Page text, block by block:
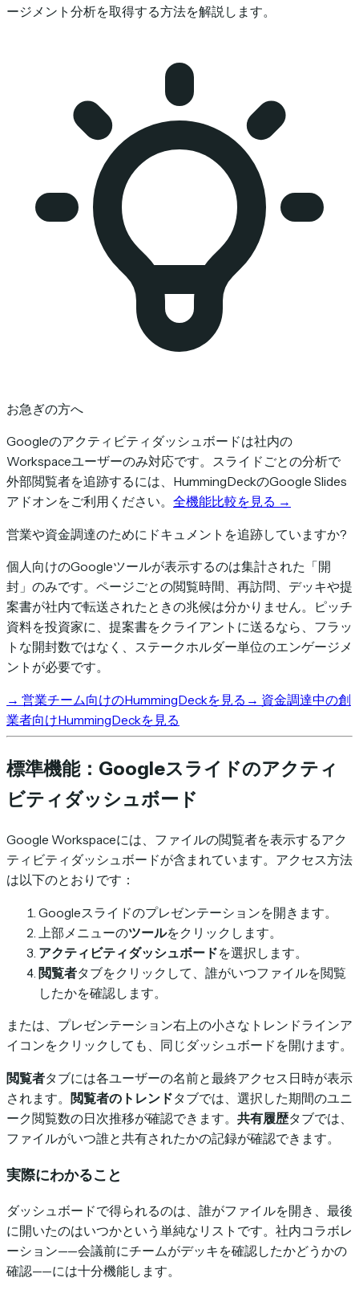
ージメント分析を取得する方法を解説します。
お急ぎの方へ
Googleのアクティビティダッシュボードは社内の
Workspaceユーザーのみ対応です。スライドごとの分析で
外部閲覧者を追跡するには、HummingDeckのGoogle Slides
アドオンをご利用ください。 全機能比較を見る →
営業や資金調達のためにドキュメントを追跡していますか?
個人向けのGoogleツールが表示するのは集計された「開
封」のみです。ページごとの閲覧時間、再訪問、デッキや提
案書が社内で転送されたときの兆候は分かりません。ピッチ
資料を投資家に、提案書をクライアントに送るなら、フラッ
トな開封数ではなく、ステークホルダー単位のエンゲージメ
ントが必要です。
→ 営業チーム向けのHummingDeckを見る → 資金調達中の創
業者向けHummingDeckを見る
標準機能：Googleスライドのアクティ
ビティダッシュボード
Google Workspaceには、ファイルの閲覧者を表示するアク
ティビティダッシュボードが含まれています。アクセス方法
は以下のとおりです：
Googleスライドのプレゼンテーションを開きます。
上部メニューのツールをクリックします。
アクティビティダッシュボードを選択します。
閲覧者タブをクリックして、誰がいつファイルを閲覧
したかを確認します。
または、プレゼンテーション右上の小さなトレンドラインア
イコンをクリックしても、同じダッシュボードを開けます。
閲覧者タブには各ユーザーの名前と最終アクセス日時が表示
されます。
閲覧者のトレンドタブでは、選択した期間のユニ
ーク閲覧数の日次推移が確認できます。 共有履歴タブでは、
ファイルがいつ誰と共有されたかの記録が確認できます。
実際にわかること
ダッシュボードで得られるのは、誰がファイルを開き、最後
に開いたのはいつかという単純なリストです。社内コラボレ
ーション——会議前にチームがデッキを確認したかどうかの
確認——には十分機能します。